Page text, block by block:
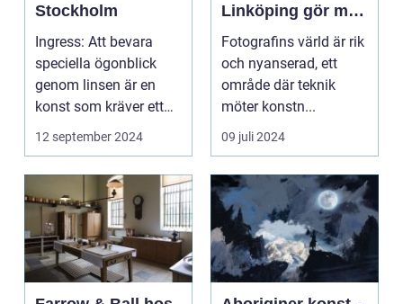
Stockholm
Ingress: Att bevara
speciella ögonblick
genom linsen är en
konst som kräver ett
tr&au...
12 september 2024
Linköping gör mer
än att bara trycka
på en knapp
Fotografins värld är rik
och nyanserad, ett
område där teknik
möter konstn...
09 juli 2024